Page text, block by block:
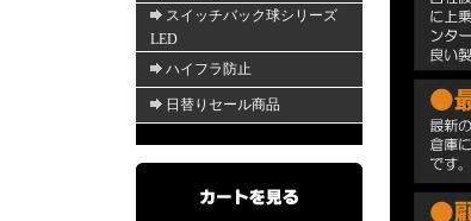
スイッチバック球シリーズ
LED
ハイフラ防止
日替りセール商品